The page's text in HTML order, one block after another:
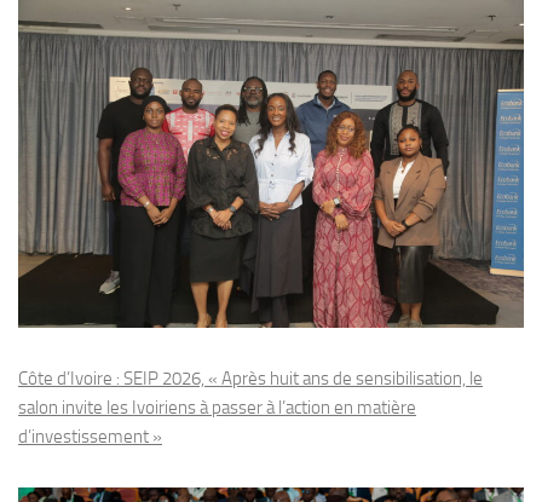
Côte d’Ivoire : SEIP 2026, « Après huit ans de sensibilisation, le
salon invite les Ivoiriens à passer à l’action en matière
d’investissement »